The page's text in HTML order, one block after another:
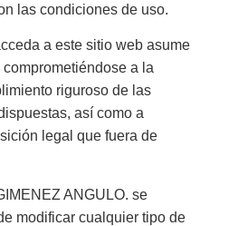
las condiciones de uso.
a este sitio web asume
a la
riguroso de las
así como a
legal que fuera de
ANGULO. se
modificar cualquier tipo de